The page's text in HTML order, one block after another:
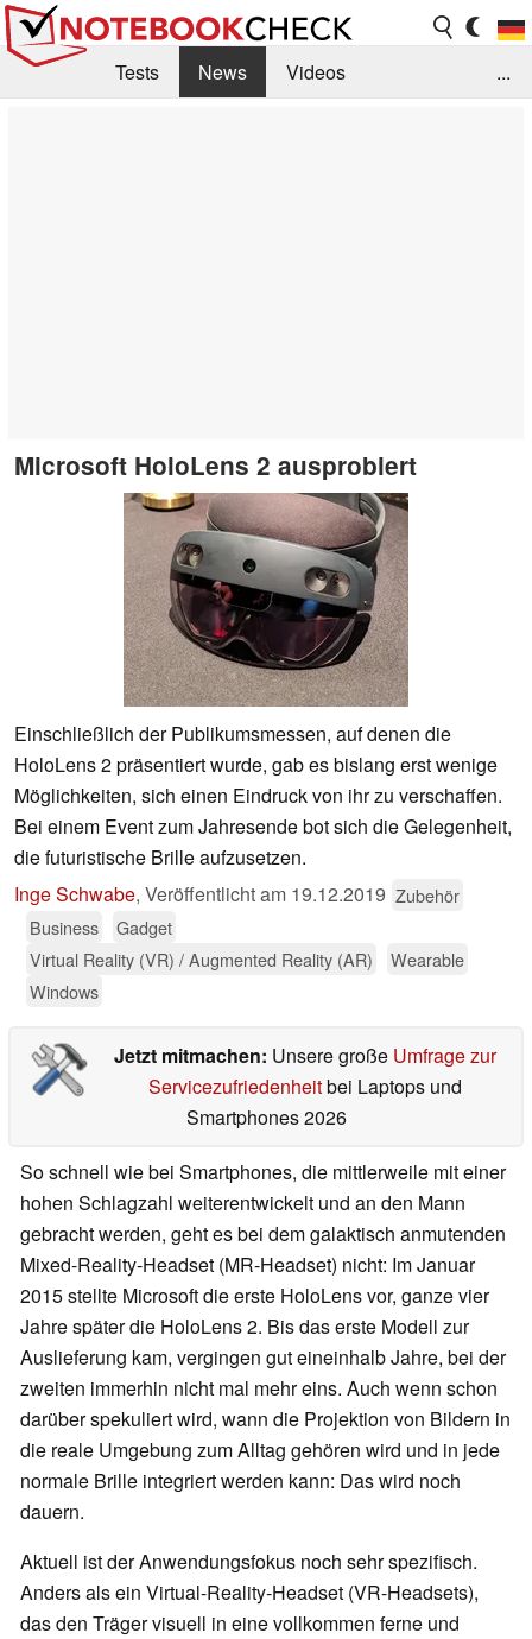
Tests News
Videos
...
Microsoft HoloLens 2 ausprobiert
Einschließlich der Publikumsmessen, auf denen die
HoloLens 2 präsentiert wurde, gab es bislang erst wenige
Möglichkeiten, sich einen Eindruck von ihr zu verschaffen.
Bei einem Event zum Jahresende bot sich die Gelegenheit,
die futuristische Brille aufzusetzen.
Inge Schwabe, Veröffentlicht am 19.12.2019 Zubehör
Business
Gadget
Virtual Reality (VR) / Augmented Reality (AR)
Wearable
Windows
Jetzt mitmachen: Unsere große Umfrage zur
Servicezufriedenheitbei Laptops und
Smartphones 2026
So schnell wie bei Smartphones, die mittlerweile mit einer
hohen Schlagzahl weiterentwickelt und an den Mann
gebracht werden, geht es bei dem galaktisch anmutenden
Mixed-Reality-Headset (MR-Headset) nicht: Im Januar
2015 stellte Microsoft die erste HoloLens vor, ganze vier
Jahre später die HoloLens 2. Bis das erste Modell zur
Auslieferung kam, vergingen gut eineinhalb Jahre, bei der
zweiten immerhin nicht mal mehr eins. Auch wenn schon
darüber spekuliert wird, wann die Projektion von Bildern in
die reale Umgebung zum Alltag gehören wird und in jede
normale Brille integriert werden kann: Das wird noch
dauern.
Aktuell ist der Anwendungsfokus noch sehr spezifisch.
Anders als ein Virtual-Reality-Headset (VR-Headsets),
das den Träger visuell in eine vollkommen ferne und